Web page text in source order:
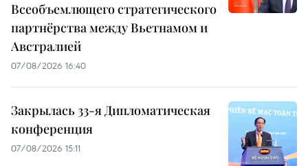
Всеобъемлющего стратегического
партнёрства между Вьетнамом и
Австралией
07/08/2026 16:40
Закрылась 33-я Дипломатическая
конференция
07/08/2026 15:11